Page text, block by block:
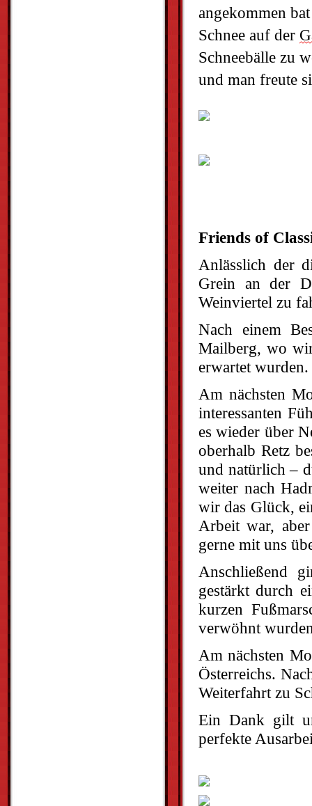
angekommen
Schnee auf der
Schneebälle zu
und man freute
Friends of
Anlässlich der
Grein an der
Weinviertel zu
Nach einem
Mailberg, wo
erwartet wurden.
Am nächsten
interessanten
es wieder über
oberhalb Retz
und natürlich –
weiter nach
wir das Glück,
Arbeit war,
gerne mit uns
Anschließend
gestärkt durch
kurzen
verwöhnt
Am nächsten
Österreichs.
Weiterfahrt zu
Ein Dank gilt
perfekte